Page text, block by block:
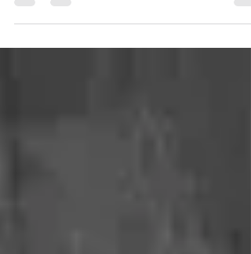
desdobrou em comentários opinativos. Passado
um...